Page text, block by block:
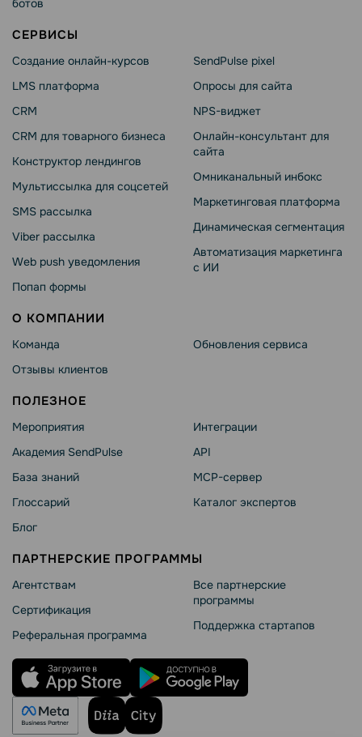
ботов
СЕРВИСЫ
Создание онлайн-курсов
LMS платформа
CRM
CRM для товарного бизнеса
Конструктор лендингов
Мультиссылка для соцсетей
SMS рассылка
Viber рассылка
Web push уведомления
Попап формы
SendPulse pixel
Опросы для сайта
NPS-виджет
Онлайн-консультант для
сайта
Омниканальный инбокс
Маркетинговая платформа
Динамическая сегментация
Автоматизация маркетинга
с ИИ
О КОМПАНИИ
Команда
Отзывы клиентов
Обновления сервиса
ПОЛЕЗНОЕ
Мероприятия
Академия SendPulse
База знаний
Глоссарий
Блог
Интеграции
API
MCP-сервер
Каталог экспертов
ПАРТНЕРСКИЕ ПРОГРАММЫ
Агентствам
Сертификация
Реферальная программа
Все партнерские
программы
Поддержка стартапов